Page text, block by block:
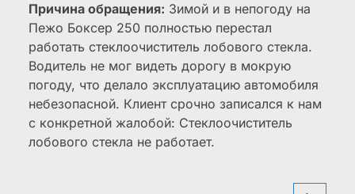
Причина обращения: Зимой и в непогоду на
Пежо Боксер 250 полностью перестал
работать стеклоочиститель лобового стекла.
Водитель не мог видеть дорогу в мокрую
погоду, что делало эксплуатацию автомобиля
небезопасной. Клиент срочно записался к нам
с конкретной жалобой: Стеклоочиститель
лобового стекла не работает.